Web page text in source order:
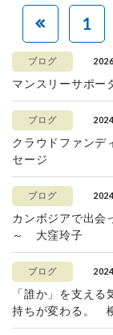
1
ブログ
マンスリーサポー
ブログ
クラウドファンデ
セージ
ブログ
カンボジアで出
～ 大窪玲子
ブログ
「誰か」を支え
持ちが変わる。